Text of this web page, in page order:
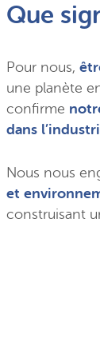
Que
Pour nous,
une planète
confirme
dans
Nous nous
et
construisant